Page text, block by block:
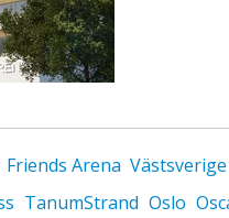
Friends Arena Västsverige
TanumStrand Oslo